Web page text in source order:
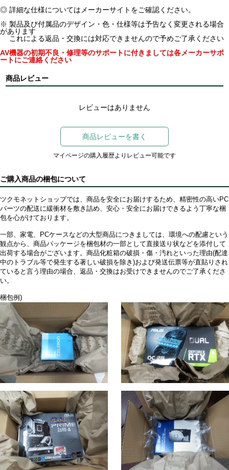
◎ 詳細な仕様についてはメーカーサイトをご確認ください。
※ 製品及び付属品のデザイン・色・仕様等は予告なく変更される場合
があります
これによる返品・交換には対応できませんので予めご了承ください
AV機器の初期不良・修理等のサポートに付きましては各メーカーサポ
ートにご連絡ください
商品レビュー
レビューはありません
商品レビューを書く
マイページの購入履歴よりレビュー可能です
ご購入商品の梱包について
ツクモネットショップでは、商品を安全にお届けするため、精密性の高いPC
パーツの配送に緩衝材を敷き詰め、安心・安全にお届けできるよう丁寧な梱
包を心がけております。
一部、家電、PCケースなどの大型商品につきましては、環境への配慮という
観点から、商品パッケージを梱包材の一部として直接送り状などを添付して
出荷する場合がございます。商品化粧箱の破損・傷・汚れといった理由(配達
中のトラブル等で発生する著しい破損を除き)および発送伝票等が直貼りされ
ていると言う理由の場合、返品・交換はお受けできませんのでご了承くださ
い。
梱包例)